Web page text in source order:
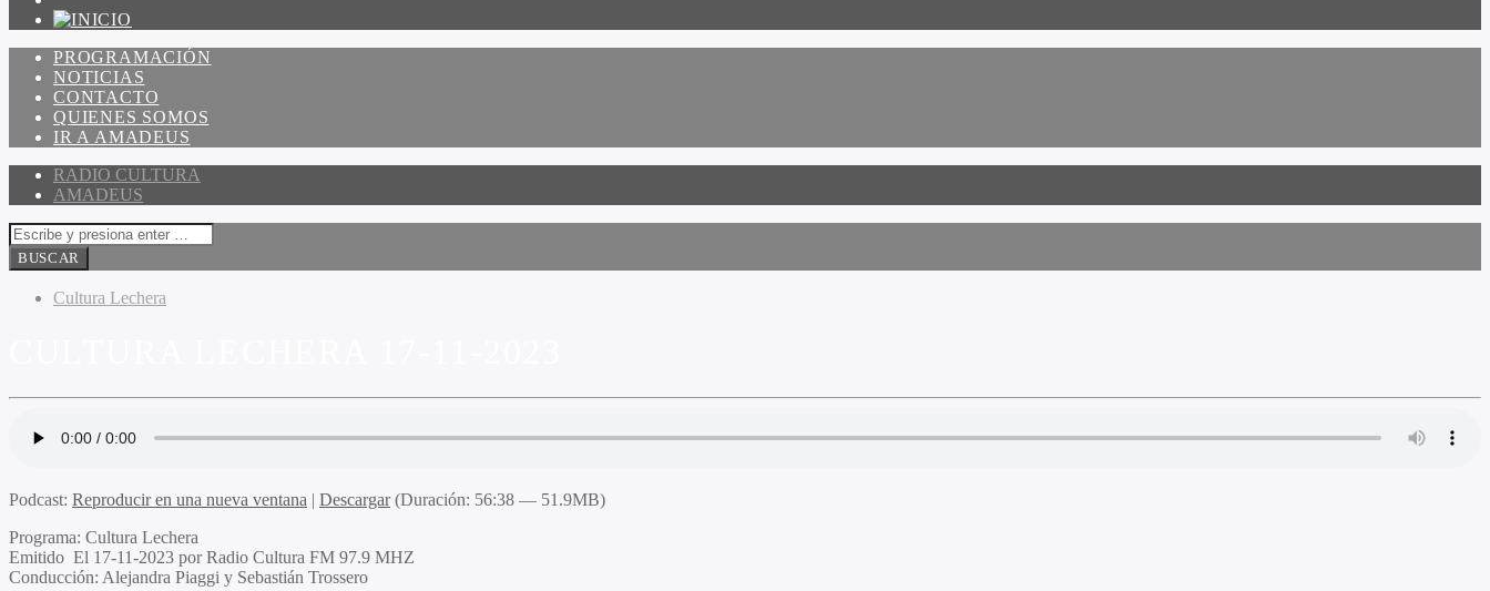
PROGRAMACIÓN
NOTICIAS
CONTACTO
QUIENES SOMOS
IR A AMADEUS
RADIO CULTURA
AMADEUS
Cultura Lechera
Podcast: Reproducir en una nueva ventana | Descargar(Duración: 56:38 — 51.9MB)
Programa: Cultura Lechera
Emitido El 17-11-2023 por Radio Cultura FM 97.9 MHZ
Conducción: Alejandra Piaggi y Sebastián Trossero